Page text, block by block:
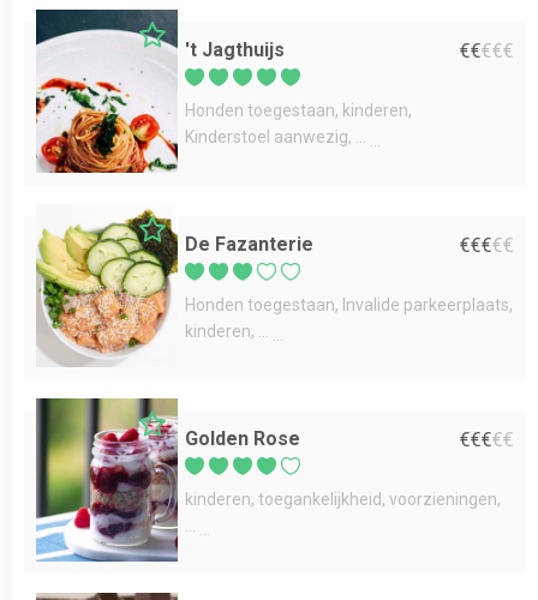
't Jagthuijs €€€€€
Honden toegestaan kinderen
Kinderstoel aanwezig
De Fazanterie €€€€€
Honden toegestaan
Invalide parkeerplaats
kinderen
Golden Rose €€€€€
kinderen toegankelijkheid voorzieningen